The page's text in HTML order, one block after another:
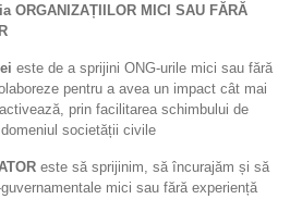
ORGANIZAȚIILOR MICI SAU FĂRĂ
este de a sprijini ONG-urile mici sau fără
pentru a avea un impact cât mai
prin facilitarea schimbului de
societății civile
este să sprijinim, să încurajăm și să
mici sau fără experiență